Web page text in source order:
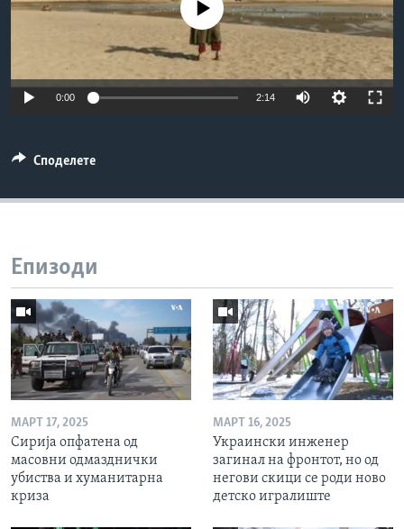
ИНТЕРВЈУАNo media source currently available
0:00 2:14
Споделете
Епизоди
МАРТ 17, 2025
Сирија опфатена од
масовни одмазднички
убиства и хуманитарна
криза
МАРТ 16, 2025
Украински инженер
загинал на фронтот, но од
негови скици се роди ново
детско игралиште